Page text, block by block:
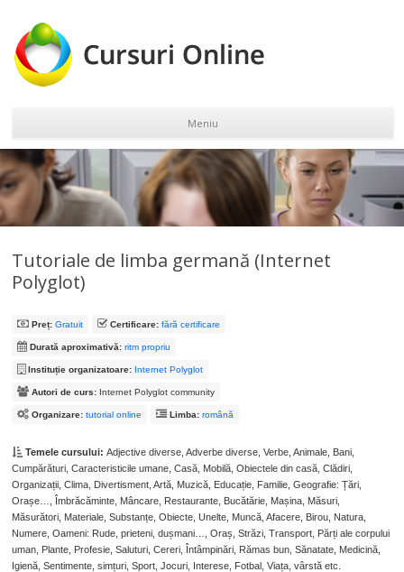
Meniu
Sari la conținut
Tutoriale de limba germană (Internet
Polyglot)
Preț:Gratuit Certificare:fără certificare
Durată aproximativă:ritm propriu
Instituție organizatoare: Internet Polyglot
Autori de curs: Internet Polyglot community
Organizare:tutorial online Limba:română
Temele cursului:Adjective diverse, Adverbe diverse, Verbe, Animale, Bani,
Cumpărături, Caracteristicile umane, Casă, Mobilă, Obiectele din casă, Clădiri,
Organizații, Clima, Divertisment, Artă, Muzică, Educație, Familie, Geografie: Țări,
Orașe…, Îmbrăcăminte, Mâncare, Restaurante, Bucătărie, Mașina, Măsuri,
Măsurători, Materiale, Substanțe, Obiecte, Unelte, Muncă, Afacere, Birou, Natura,
Numere, Oameni: Rude, prieteni, dușmani…, Oraș, Străzi, Transport, Părți ale corpului
uman, Plante, Profesie, Saluturi, Cereri, Întâmpinări, Rămas bun, Sănatate, Medicină,
Igienă, Sentimente, simțuri, Sport, Jocuri, Interese, Fotbal, Viața, vârstă etc.